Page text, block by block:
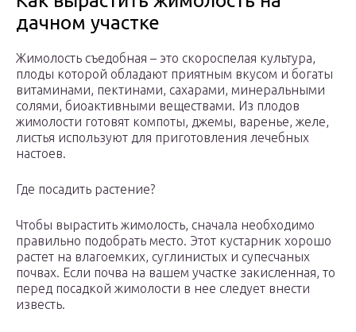
дачном участке
Жимолость съедобная – это скороспелая культура,
плоды которой обладают приятным вкусом и богаты
витаминами, пектинами, сахарами, минеральными
солями, биоактивными веществами. Из плодов
жимолости готовят компоты, джемы, варенье, желе,
листья используют для приготовления лечебных
настоев.
Где посадить растение?
Чтобы вырастить жимолость, сначала необходимо
правильно подобрать место. Этот кустарник хорошо
растет на влагоемких, суглинистых и супесчаных
почвах. Если почва на вашем участке закисленная, то
перед посадкой жимолости в нее следует внести
известь.